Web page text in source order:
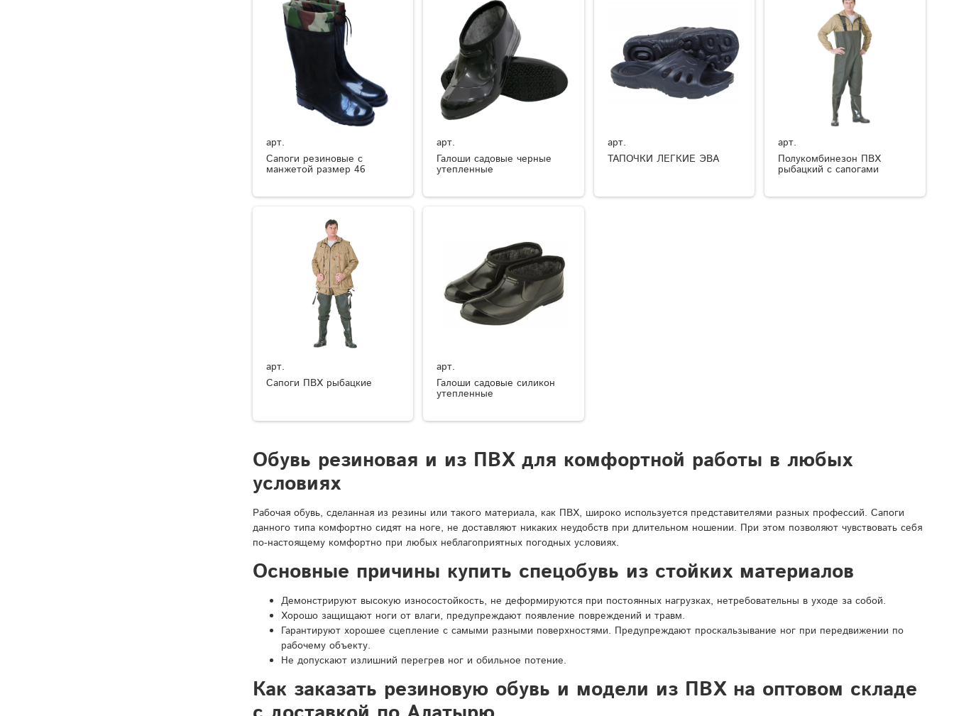
арт.
Сапоги резиновые с
манжетой размер 46
арт.
Галоши садовые черные
утепленные
арт.
ТАПОЧКИ ЛЕГКИЕ ЭВА
арт.
Полукомбинезон ПВХ
рыбацкий с сапогами
арт.
Сапоги ПВХ рыбацкие
арт.
Галоши садовые силикон
утепленные
Обувь резиновая и из ПВХ для комфортной работы в любых
условиях
Рабочая обувь, сделанная из резины или такого материала, как ПВХ, широко используется представителями разных профессий. Сапоги
данного типа комфортно сидят на ноге, не доставляют никаких неудобств при длительном ношении. При этом позволяют чувствовать себя
по-настоящему комфортно при любых неблагоприятных погодных условиях.
Основные причины купить спецобувь из стойких материалов
Демонстрируют высокую износостойкость, не деформируются при постоянных нагрузках, нетребовательны в уходе за собой.
Хорошо защищают ноги от влаги, предупреждают появление повреждений и травм.
Гарантируют хорошее сцепление с самыми разными поверхностями. Предупреждают проскальзывание ног при передвижении по
рабочему объекту.
Не допускают излишний перегрев ног и обильное потение.
Как заказать резиновую обувь и модели из ПВХ на оптовом складе